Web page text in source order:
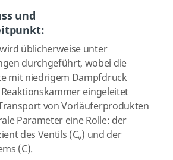
und
üblicherweise unter
durchgeführt, wobei die
mit niedrigem Dampfdruck
eingeleitet
von Vorläuferprodukten
Parameter eine Rolle: der
des Ventils (Cv) und der
(C).